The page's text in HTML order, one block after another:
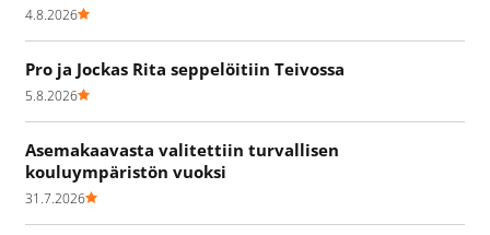
4.8.2026
Pro ja Jockas Rita seppelöitiin Teivossa
5.8.2026
Asemakaavasta valitettiin turvallisen
kouluympäristön vuoksi
31.7.2026